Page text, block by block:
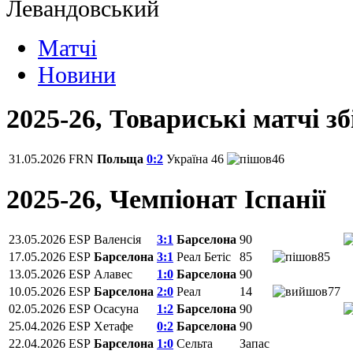
Матчi
Новини
2025-26, Товариські матчі
31.05.2026 FRN Польща 0:2 Україна 46 46
2025-26, Чемпiонат Іспанії
23.05.2026 ESP Валенсія 3:1 Барселона 90
17.05.2026 ESP Барселона 3:1 Реал Бетіс 85
85
13.05.2026 ESP Алавес 1:0 Барселона 90
10.05.2026 ESP Барселона 2:0 Реал 14
77
02.05.2026 ESP Осасуна 1:2 Барселона 90
25.04.2026 ESP Хетафе 0:2 Барселона 90
22.04.2026 ESP Барселона 1:0 Сельта Запас